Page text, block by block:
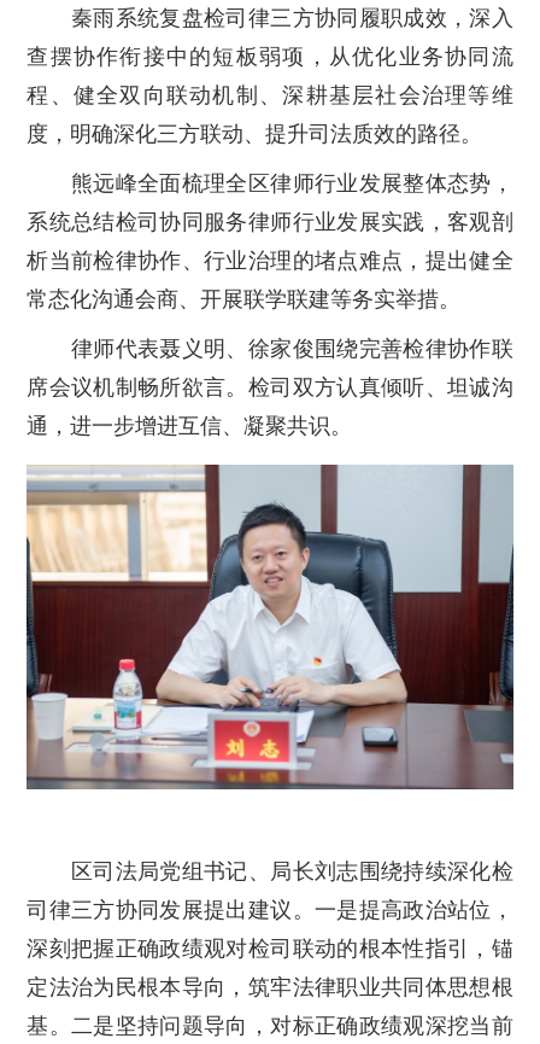
秦雨系统复盘检司律三方协同履职成效，深入
查摆协作衔接中的短板弱项，从优化业务协同流
程、健全双向联动机制、深耕基层社会治理等维
度，明确深化三方联动、提升司法质效的路径。
熊远峰全面梳理全区律师行业发展整体态势，
系统总结检司协同服务律师行业发展实践，客观剖
析当前检律协作、行业治理的堵点难点，提出健全
常态化沟通会商、开展联学联建等务实举措。
律师代表聂义明、徐家俊围绕完善检律协作联
席会议机制畅所欲言。检司双方认真倾听、坦诚沟
通，进一步增进互信、凝聚共识。
区司法局党组书记、局长刘志围绕持续深化检
司律三方协同发展提出建议。一是提高政治站位，
深刻把握正确政绩观对检司联动的根本性指引，锚
定法治为民根本导向，筑牢法律职业共同体思想根
基。二是坚持问题导向，对标正确政绩观深挖当前